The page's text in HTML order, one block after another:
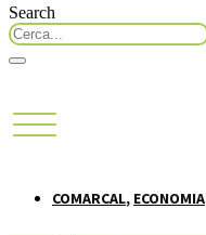
Search
COMARCAL, ECONOMIA